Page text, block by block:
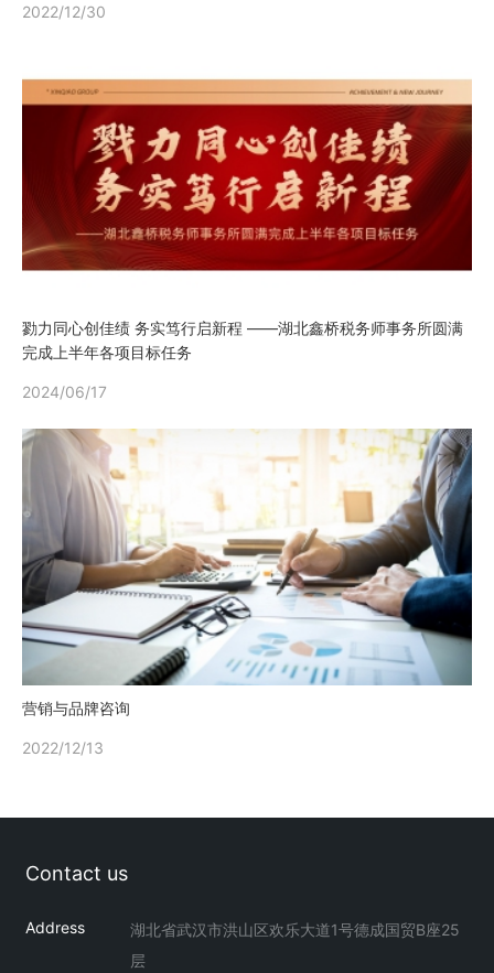
2022/12/30
勠力同心创佳绩 务实笃行启新程 ——湖北鑫桥税务师事务所圆满
完成上半年各项目标任务
2024/06/17
营销与品牌咨询
2022/12/13
Contact us
Address
湖北省武汉市洪山区欢乐大道1号德成国贸B座25
层